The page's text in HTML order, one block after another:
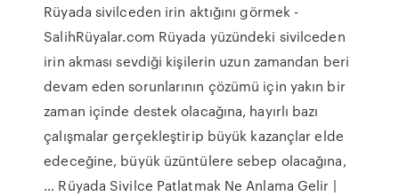
Rüyada sivilceden irin aktığını görmek -
SalihRüyalar.com Rüyada yüzündeki sivilceden
irin akması sevdiği kişilerin uzun zamandan beri
devam eden sorunlarının çözümü için yakın bir
zaman içinde destek olacağına, hayırlı bazı
çalışmalar gerçekleştirip büyük kazançlar elde
edeceğine, büyük üzüntülere sebep olacağına,
… Rüyada Sivilce Patlatmak Ne Anlama Gelir |